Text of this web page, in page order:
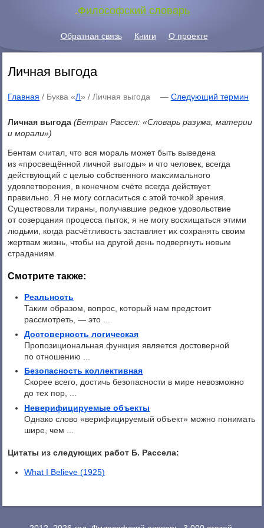
.Философский словарь
Обратная связь Книги О проекте
Личная выгода
Главная / Буква «Л» /Личная выгода — Следующий термин
Личная выгода (Бетран Рассел: «Словарь разума, материи
и морали»)
Бентам считал, что вся мораль может быть выведена
из «просвещённой личной выгоды» и что человек, всегда
действующий с целью собственного максимального
удовлетворения, в конечном счёте всегда действует
правильно. Я не могу согласиться с этой точкой зрения.
Существовали тираны, получавшие редкое удовольствие
от созерцания процесса пыток; я не могу восхищаться этими
людьми, когда расчётливость заставляет их сохранять своим
жертвам жизнь, чтобы на другой день подвергнуть новым
страданиям.
Смотрите также:
Реальность
Таким образом, вопрос, который нам предстоит
рассмотреть, — это ...
Достоверность логическая
Пропозициональная функция является достоверной
по отношению ...
Безопасность коллективная
Скорее всего, достичь безопасности в мире невозможно
до тех пор, ...
Неверифицируемые объекты
Однако слово «верифицируемый объект» можно понимать
шире, чем ...
Цитаты из следующих работ Б. Рассела:
What I Believe (1925)